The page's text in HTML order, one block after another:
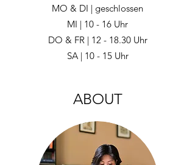
MO & DI | geschlossen
MI | 10 - 16 Uhr
DO & FR | 12 - 18.30 Uhr
SA | 10 - 15 Uhr
ABOUT